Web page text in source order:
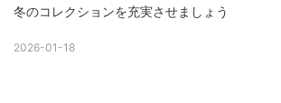
冬のコレクションを充実させましょう
2026-01-18